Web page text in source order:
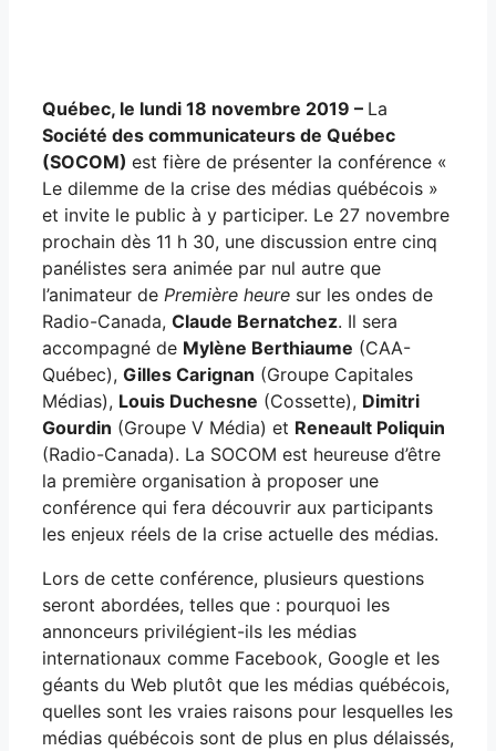
Email
Québec, le lundi 18 novembre 2019 – La
Société des communicateurs de Québec
(SOCOM) est fière de présenter la conférence «
Le dilemme de la crise des médias québécois »
et invite le public à y participer. Le 27 novembre
prochain dès 11 h 30, une discussion entre cinq
panélistes sera animée par nul autre que
l’animateur de Première heure sur les ondes de
Radio-Canada, Claude Bernatchez. Il sera
accompagné de Mylène Berthiaume (CAA-
Québec), Gilles Carignan (Groupe Capitales
Médias), Louis Duchesne (Cossette), Dimitri
Gourdin (Groupe V Média) et Reneault Poliquin
(Radio-Canada). La SOCOM est heureuse d’être
la première organisation à proposer une
conférence qui fera découvrir aux participants
les enjeux réels de la crise actuelle des médias.
Lors de cette conférence, plusieurs questions
seront abordées, telles que : pourquoi les
annonceurs privilégient-ils les médias
internationaux comme Facebook, Google et les
géants du Web plutôt que les médias québécois,
quelles sont les vraies raisons pour lesquelles les
médias québécois sont de plus en plus délaissés,